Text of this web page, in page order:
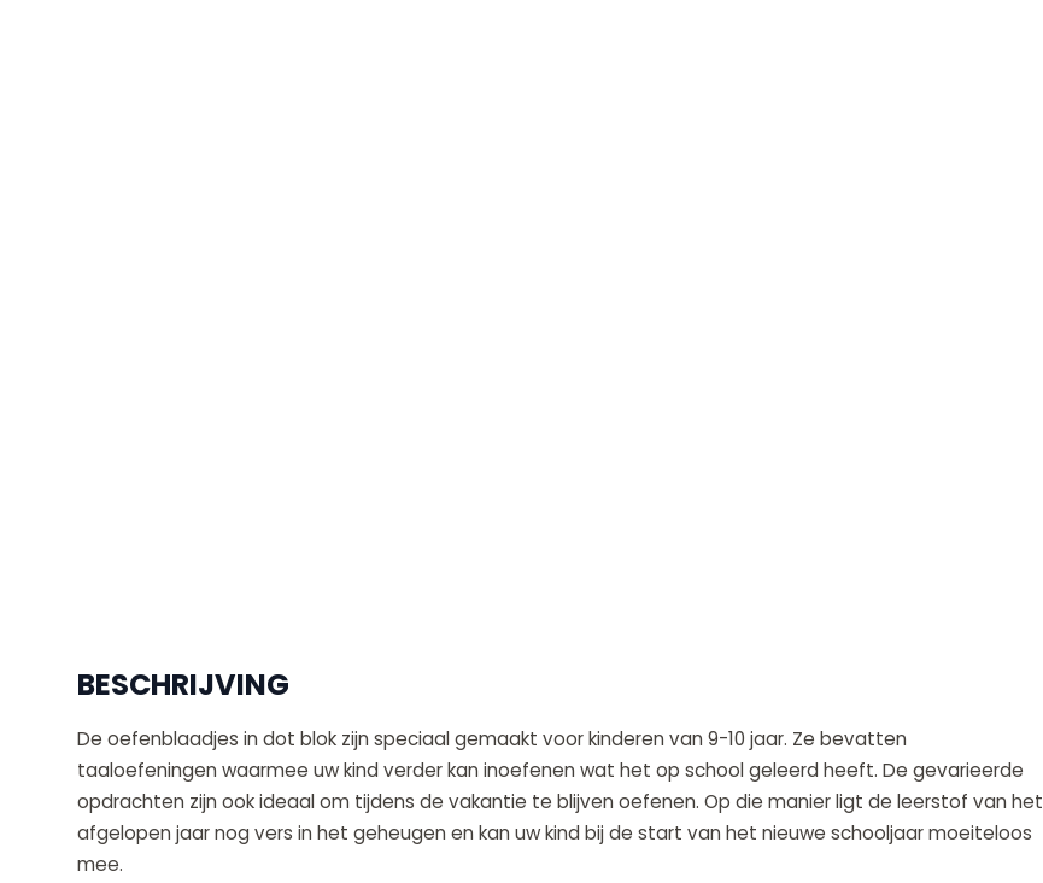
BESCHRIJVING
De oefenblaadjes in dot blok zijn speciaal gemaakt voor kinderen van 9-10 jaar. Ze bevatten
taaloefeningen waarmee uw kind verder kan inoefenen wat het op school geleerd heeft. De gevarieerde
opdrachten zijn ook ideaal om tijdens de vakantie te blijven oefenen. Op die manier ligt de leerstof van het
afgelopen jaar nog vers in het geheugen en kan uw kind bij de start van het nieuwe schooljaar moeiteloos
mee.